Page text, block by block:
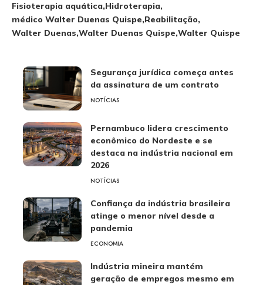
Fisioterapia aquática Hidroterapia
médico Walter Duenas Quispe Reabilitação
Walter Duenas Walter Duenas Quispe Walter Quispe
Segurança jurídica começa antes
da assinatura de um contrato
NOTÍCIAS
Pernambuco lidera crescimento
econômico do Nordeste e se
destaca na indústria nacional em
2026
NOTÍCIAS
Confiança da indústria brasileira
atinge o menor nível desde a
pandemia
ECONOMIA
Indústria mineira mantém
geração de empregos mesmo em